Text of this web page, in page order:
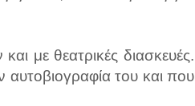
με θεατρικές διασκευές.
του και που